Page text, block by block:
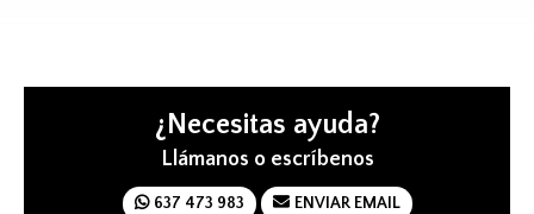
¿Necesitas ayuda?
Llámanos o escríbenos
637 473 983 ENVIAR EMAIL